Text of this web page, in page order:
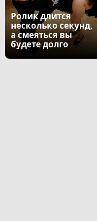
Ролик длится
несколько секунд,
а смеяться вы
будете долго